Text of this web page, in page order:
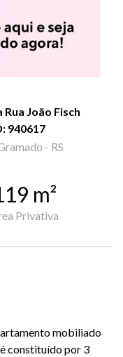
João Fisch
940617
- RS
m²
Privativa
mobiliado
constituído por 3